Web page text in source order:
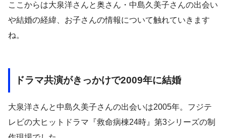
ここからは大泉洋さんと奥さん・中島久美子さんの出会い
や結婚の経緯、お子さんの情報について触れていきます
ね。
ドラマ共演がきっかけで2009年に結婚
大泉洋さんと中島久美子さんの出会いは2005年。フジテ
レビの大ヒットドラマ『救命病棟24時』第3シリーズの制